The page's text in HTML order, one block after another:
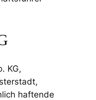
KG,
haftende